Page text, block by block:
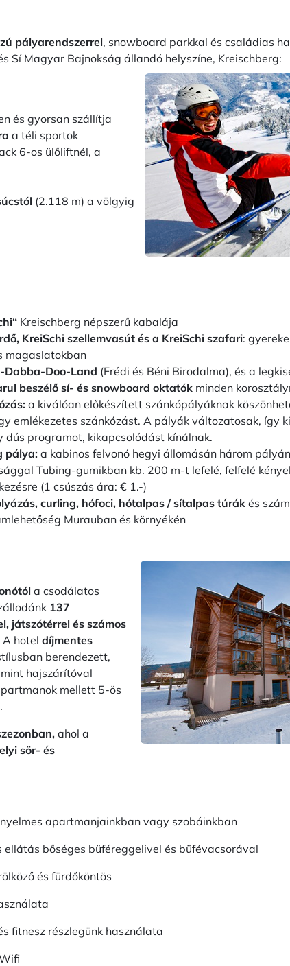
pályarendszerrel, snowboard parkkal és családias
Sí Magyar Bajnokság állandó helyszíne, Kreischberg:
és gyorsan szállítja
a téli sportok
6-os ülőliftnél, a
(2.118 m) a völgyig
Kreischberg népszerű kabalája
KreiSchi szellemvasút és a KreiSchi szafari:
magaslatokban
Dabba-Doo-Land (Frédi és Béni Birodalma), és a
beszélő sí- és snowboard oktatók minden
a kiválóan előkészített szánkópályáknak
emlékezetes szánkózást. A pályák változatosak, így
dús programot, kikapcsolódást kínálnak.
pálya:a kabinos felvonó hegyi állomásán három
Tubing-gumikban kb. 200 m-t lefelé, felfelé
(1 csúszás ára: € 1.-)
curling, hófoci, hótalpas / sítalpas túrákés
Murauban és környékén
a csodálatos
137
játszótérrel és számos
hotel díjmentes
berendezett,
hajszárítóval
mellett 5-ös
ahol a
elyi sör- és
apartmanjainkban vagy szobáinkban
ellátás bőséges büféreggelivel és büfévacsorával
és fürdőköntös
fitnesz részlegünk használata